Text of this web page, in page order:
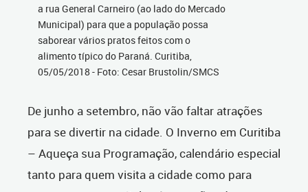
a rua General Carneiro (ao lado do Mercado
Municipal) para que a população possa
saborear vários pratos feitos com o
alimento típico do Paraná. Curitiba,
05/05/2018 - Foto: Cesar Brustolin/SMCS
De junho a setembro, não vão faltar atrações
para se divertir na cidade. O Inverno em Curitiba
– Aqueça sua Programação, calendário especial
tanto para quem visita a cidade como para